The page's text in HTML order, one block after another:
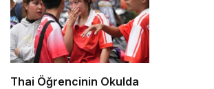
Thai Öğrencinin Okulda